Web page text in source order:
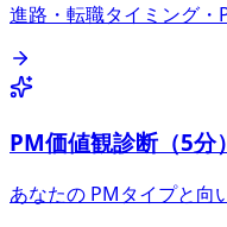
進路・転職タイミング
PM価値観診断（5分）
あなたの PMタイプと向